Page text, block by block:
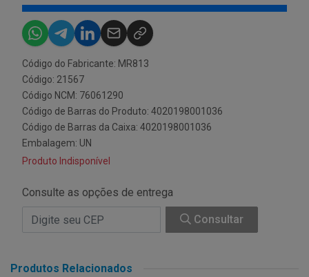
Código do Fabricante: MR813
Código: 21567
Código NCM: 76061290
Código de Barras do Produto: 4020198001036
Código de Barras da Caixa: 4020198001036
Embalagem: UN
Produto Indisponível
Consulte as opções de entrega
Consultar
Produtos Relacionados